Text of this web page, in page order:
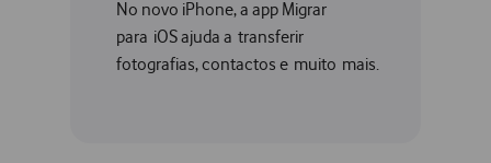
No novo iPhone, a app Migrar
para iOS ajuda a transferir
fotografias, contactos e muito mais.